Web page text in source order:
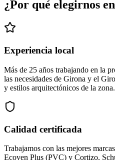
¿Por qué elegirnos
Experiencia local
Más de 25 años trabajando en la
las necesidades de Girona y el
y estilos arquitectónicos de la zona.
Calidad certificada
Trabajamos con las mejores
Ecoven Plus (PVC) y Cortizo,